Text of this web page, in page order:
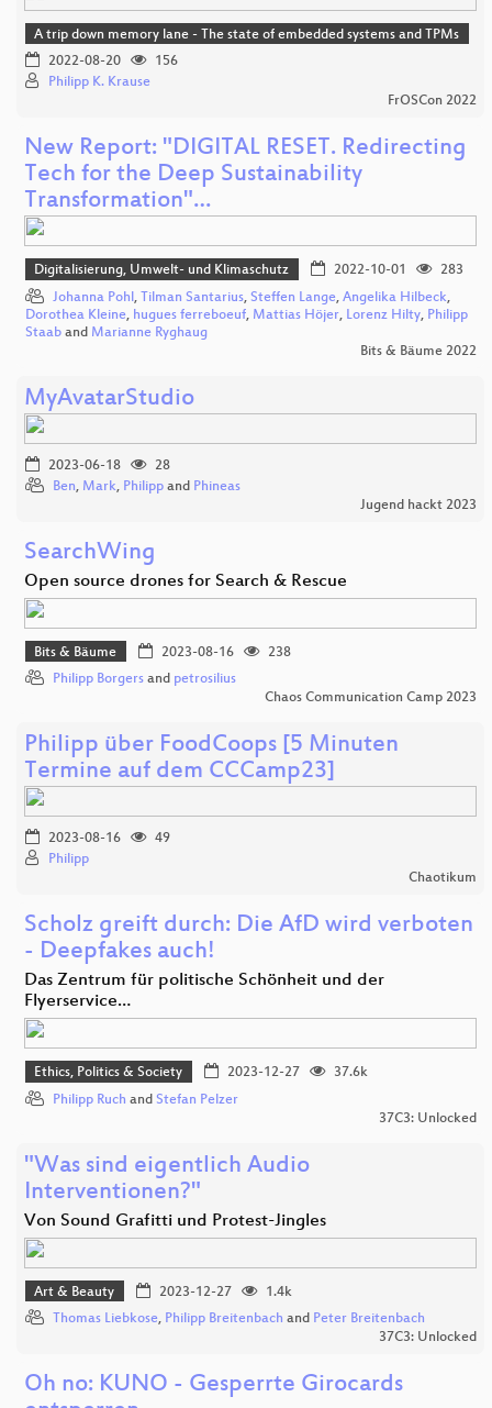
A trip down memory lane - The state of embedded systems and TPMs
2022-08-20
156
Philipp K. Krause
FrOSCon 2022
New Report: "DIGITAL RESET. Redirecting
Tech for the Deep Sustainability
Transformation"…
Digitalisierung, Umwelt- und Klimaschutz 2022-10-01
283
Johanna Pohl , Tilman Santarius, Steffen Lange, Angelika Hilbeck,
Dorothea Kleine, hugues ferreboeuf, Mattias Höjer, Lorenz Hilty, Philipp
Staab and Marianne Ryghaug
Bits & Bäume 2022
MyAvatarStudio
2023-06-18
28
Ben, Mark, Philipp and Phineas
Jugend hackt 2023
SearchWing
Open source drones for Search & Rescue
Bits & Bäume 2023-08-16
238
Philipp Borgers and petrosilius
Chaos Communication Camp 2023
Philipp über FoodCoops [5 Minuten
Termine auf dem CCCamp23]
2023-08-16
49
Philipp
Chaotikum
Scholz greift durch: Die AfD wird verboten
- Deepfakes auch!
Das Zentrum für politische Schönheit und der
Flyerservice…
Ethics, Politics & Society 2023-12-27
37.6k
Philipp Ruch and Stefan Pelzer
37C3: Unlocked
"Was sind eigentlich Audio
Interventionen?"
Von Sound Grafitti und Protest-Jingles
Art & Beauty 2023-12-27
1.4k
Thomas Liebkose, Philipp Breitenbach and Peter Breitenbach
37C3: Unlocked
Oh no: KUNO - Gesperrte Girocards